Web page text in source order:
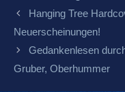
Beitrags-
Navigation
Hanging Tree
Neuerscheinungen!
Gedankenlesen
Gruber, Oberhummer